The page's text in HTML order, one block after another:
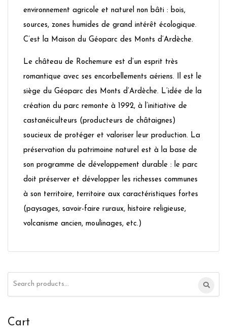
environnement agricole et naturel non bâti : bois,
sources, zones humides de grand intérêt écologique.
C’est la Maison du Géoparc des Monts d’Ardèche.
Le château de Rochemure est d’un esprit très
romantique avec ses encorbellements aériens. Il est le
siège du Géoparc des Monts d’Ardèche. L’idée de la
création du parc remonte à 1992, à l’initiative de
castanéiculteurs (producteurs de châtaignes)
soucieux de protéger et valoriser leur production. La
préservation du patrimoine naturel est à la base de
son programme de développement durable : le parc
doit préserver et développer les richesses communes
à son territoire, territoire aux caractéristiques fortes
(paysages, savoir-faire ruraux, histoire religieuse,
volcanisme ancien, moulinages, etc.)
Cart